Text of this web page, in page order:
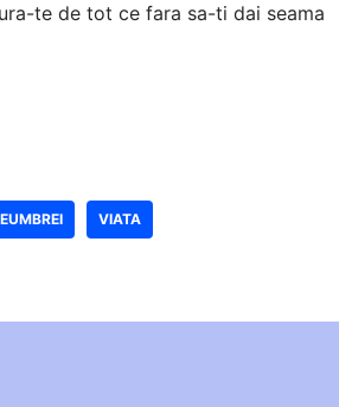
te de tot ce fara sa-ti dai seama
VIATA